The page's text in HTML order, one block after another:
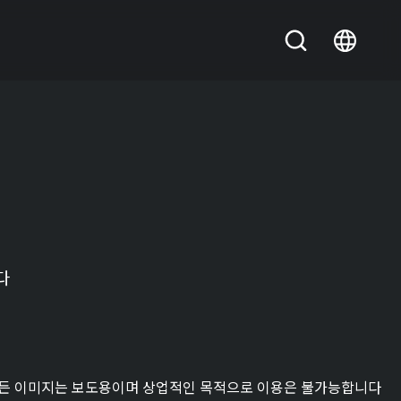
이미지는 보도용이며 상업적인 목적으로 이용은 불가능합니다